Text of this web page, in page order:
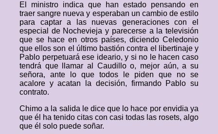
El ministro indica que han estado pensando en
traer sangre nueva y esperaban un cambio de estilo
para captar a las nuevas generaciones con el
especial de Nochevieja y parecerse a la televisión
que se hace en otros países, diciendo Celedonio
que ellos son el último bastión contra el libertinaje y
Pablo perpetuará ese ideario, y si no le hacen caso
tendrá que llamar al Caudillo o, mejor aún, a su
señora, ante lo que todos le piden que no se
acalore y acatan la decisión, firmando Pablo su
contrato.
Chimo a la salida le dice que lo hace por envidia ya
que él ha tenido citas con casi todas las rosets, algo
que él solo puede soñar.